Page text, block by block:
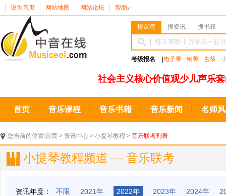
设为首页 网站地图 网站论坛 帮助 ∨
搜课程 搜资讯 搜书籍
考级报名 电子琴 钢琴 古筝
社会主义核心价值观少儿声乐
首页 音乐课程 音乐书籍 音乐新闻 名师
您当前的位置:首页 > 资讯中心 > 小提琴教程 > 音乐联考列表
小提琴教程频道 — 音乐联考
资讯年度： 不限 2021年 2022年 2023年 2024年